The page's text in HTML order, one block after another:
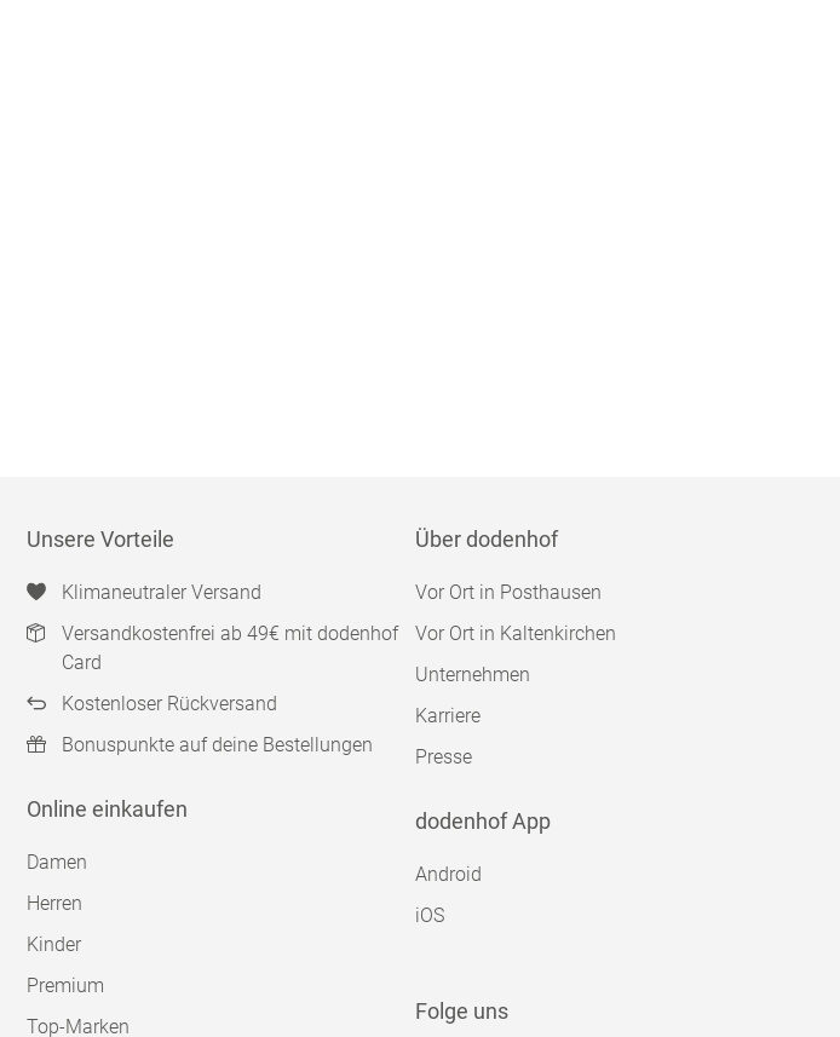
Unsere Vorteile
Klimaneutraler Versand
Versandkostenfrei ab 49€ mit dodenhof
Card
Kostenloser Rückversand
Bonuspunkte auf deine Bestellungen
Online einkaufen
Damen
Herren
Kinder
Premium
Top-Marken
Über dodenhof
Vor Ort in Posthausen
Vor Ort in Kaltenkirchen
Unternehmen
Karriere
Presse
dodenhof App
Android
iOS
Folge uns